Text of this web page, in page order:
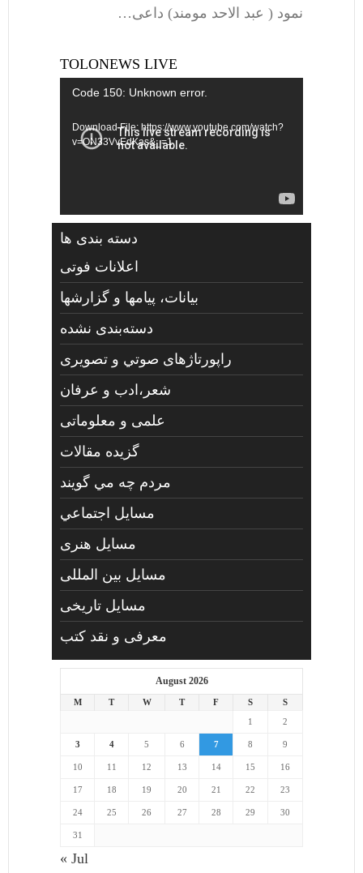
نمود ( عبد الاحد مومند) داعی…
TOLONEWS LIVE
Video
Code 150: Unknown error.
Download File: https://www.youtube.com/watch?
v=ON33VvEdKas&_=1
دسته بندی ها
اعلانات فوتی
بیانات، پیامها و گزارشها
دسته‌بندی نشده
راپورتاژهای صوتي و تصويری
شعر،ادب و عرفان
علمی و معلوماتی
گزیده مقالات
مردم چه مي گويند
مسايل اجتماعي
مسايل هنری
مسایل بین المللی
مسایل تاریخی
معرفی و نقد کتب
August 2026
M T W T F S
S
1
2
3 4 5 6 7 8 9
10 11 12 13 14 15 16
17 18 19 20 21 22 23
24 25 26 27 28 29 30
31
« Jul